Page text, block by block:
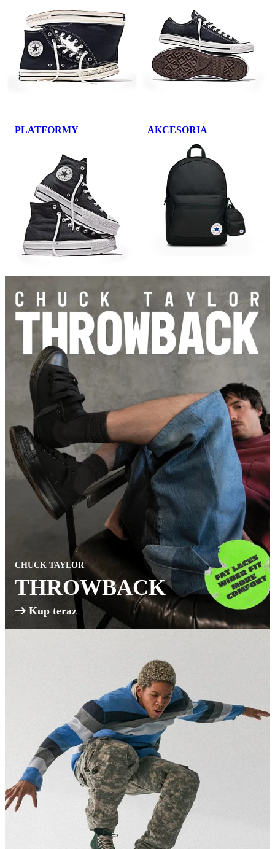
PLATFORMY AKCESORIA
CHUCK TAYLOR
THROWBACK
Kup teraz